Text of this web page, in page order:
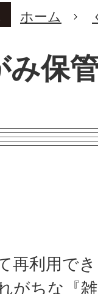
ホーム
み保
再利用で
がちな『